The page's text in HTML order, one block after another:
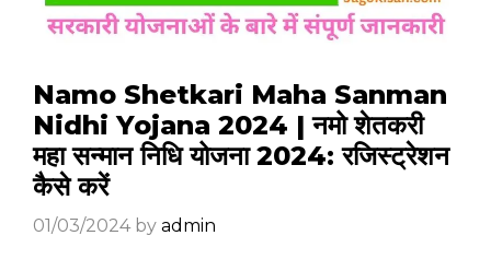
Namo Shetkari Maha Sanman
Nidhi Yojana 2024 | नमो शेतकरी
महा सन्मान निधि योजना 2024: रजिस्ट्रेशन
कैसे करें
01/03/2024 by admin